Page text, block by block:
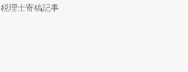
税理士寄稿記事